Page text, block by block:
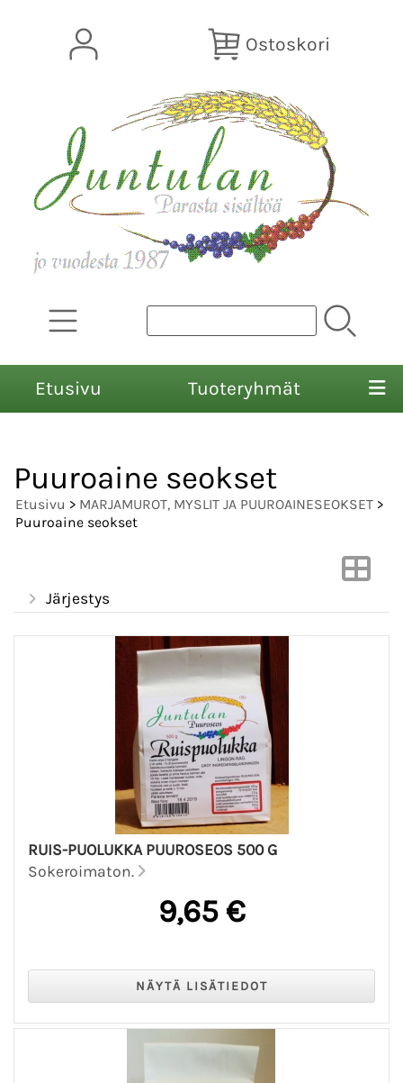
Ostoskori
Etusivu Tuoteryhmät
Puuroaine seokset
Etusivu > MARJAMUROT, MYSLIT JA PUUROAINESEOKSET >
Puuroaine seokset
Järjestys
RUIS-PUOLUKKA PUUROSEOS 500 G
Sokeroimaton.
9,65 €